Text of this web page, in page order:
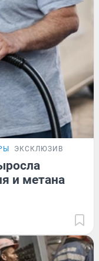
ЭКСКЛЮЗИВ
и метана